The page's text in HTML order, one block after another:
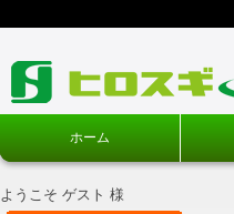
ホーム
ようこそ ゲスト 様